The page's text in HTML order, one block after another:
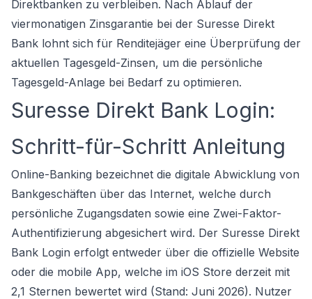
Direktbanken zu verbleiben. Nach Ablauf der
viermonatigen Zinsgarantie bei der Suresse Direkt
Bank lohnt sich für Renditejäger eine Überprüfung der
aktuellen Tagesgeld-Zinsen, um die persönliche
Tagesgeld-Anlage bei Bedarf zu optimieren.
Suresse Direkt Bank Login:
Schritt-für-Schritt Anleitung
Online-Banking bezeichnet die digitale Abwicklung von
Bankgeschäften über das Internet, welche durch
persönliche Zugangsdaten sowie eine Zwei-Faktor-
Authentifizierung abgesichert wird. Der Suresse Direkt
Bank Login erfolgt entweder über die offizielle Website
oder die mobile App, welche im iOS Store derzeit mit
2,1 Sternen bewertet wird (Stand: Juni 2026). Nutzer